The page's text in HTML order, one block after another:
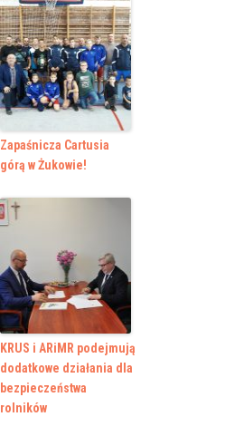
Zapaśnicza Cartusia
górą w Żukowie!
KRUS i ARiMR podejmują
dodatkowe działania dla
bezpieczeństwa
rolników